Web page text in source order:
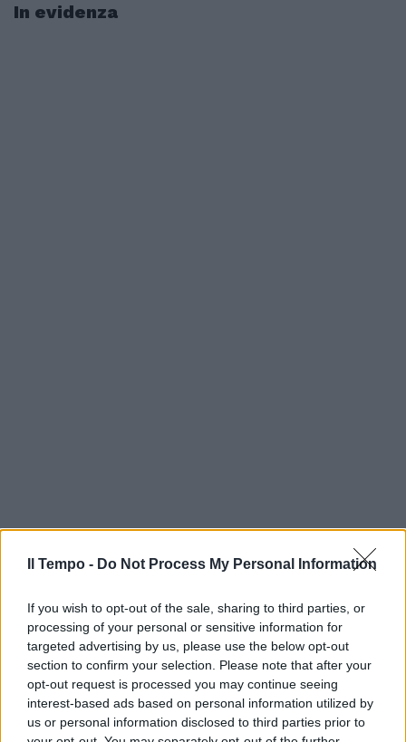
Il Tempo - Do Not Process My Personal Information
If you wish to opt-out of the sale, sharing to third parties, or
processing of your personal or sensitive information for
targeted advertising by us, please use the below opt-out
section to confirm your selection. Please note that after your
opt-out request is processed you may continue seeing
interest-based ads based on personal information utilized by
us or personal information disclosed to third parties prior to
In evidenza